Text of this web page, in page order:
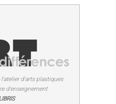
d'arts plastiques
d'enseignement